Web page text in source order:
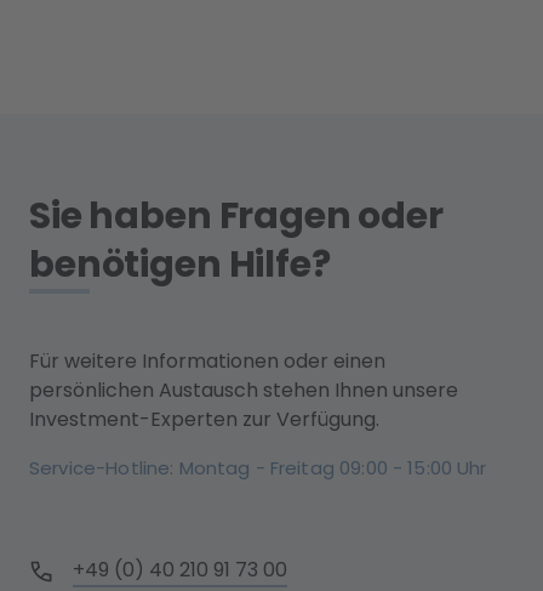
Sie haben Fragen oder
benötigen Hilfe?
Für weitere Informationen oder einen
persönlichen Austausch stehen Ihnen unsere
Investment-Experten zur Verfügung.
Service-Hotline: Montag - Freitag 09:00 - 15:00 Uhr
+49 (0) 40 210 91 73 00